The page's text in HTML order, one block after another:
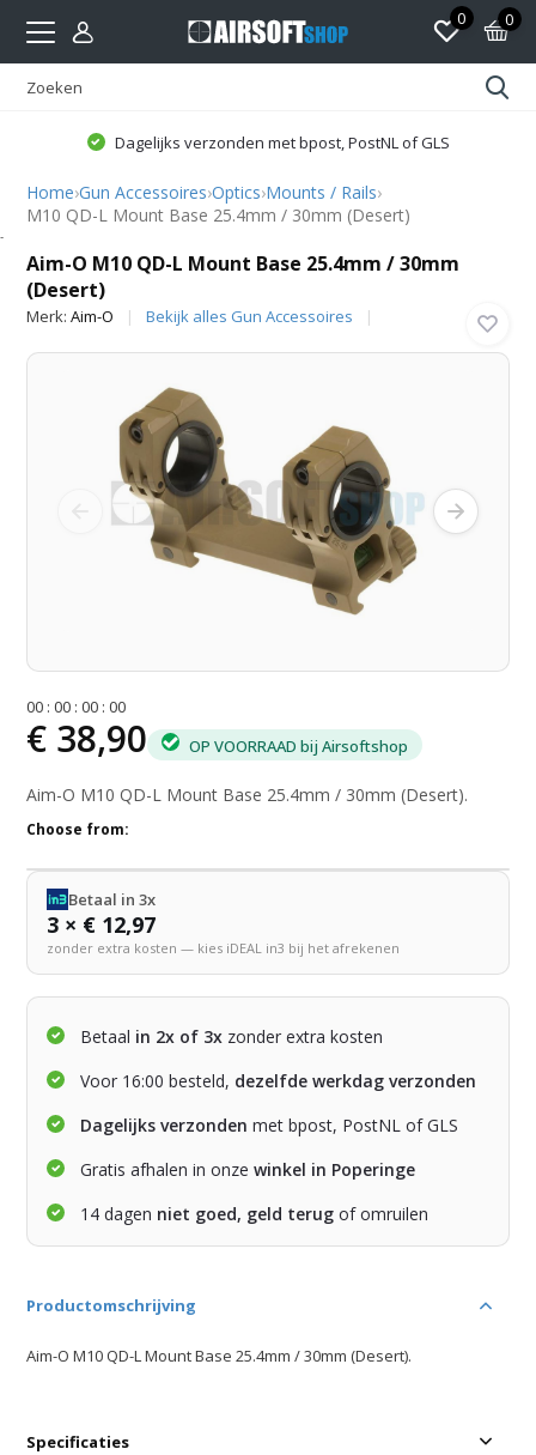
0 0
Dagelijks verzonden met bpost, PostNL of GLS
Home›Gun Accessoires›Optics›Mounts / Rails›
M10 QD-L Mount Base 25.4mm / 30mm (Desert)
Aim-O M10 QD-L Mount Base 25.4mm / 30mm
(Desert)
Merk:Aim-O Bekijk alles Gun Accessoires
00 :00 :00 :00
€ 38,90 OP VOORRAAD bij Airsoftshop
Aim-O M10 QD-L Mount Base 25.4mm / 30mm (Desert).
Choose from:
Betaal in 3x
3 × € 12,97
zonder extra kosten — kies iDEAL in3 bij het afrekenen
Betaal in 2x of 3x zonder extra kosten
Voor 16:00 besteld, dezelfde werkdag verzonden
Dagelijks verzonden met bpost, PostNL of GLS
Gratis afhalen in onzewinkel in Poperinge
14 dagen niet goed, geld terug of omruilen
Productomschrijving
Aim-O M10 QD-L Mount Base 25.4mm / 30mm (Desert).
Specificaties